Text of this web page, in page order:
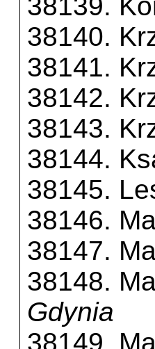
38140.
38141.
38142.
38143.
38144.
38145.
38146.
38147.
38148.
Gdynia
38149.